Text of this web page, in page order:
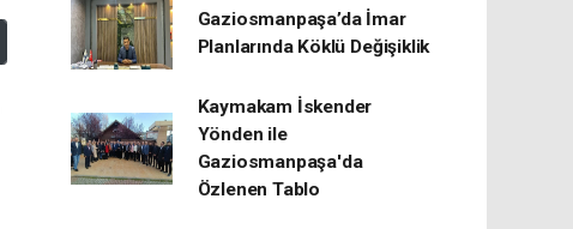
Gaziosmanpaşa’da İmar
Planlarında Köklü Değişiklik
Kaymakam İskender
Yönden ile
Gaziosmanpaşa'da
Özlenen Tablo